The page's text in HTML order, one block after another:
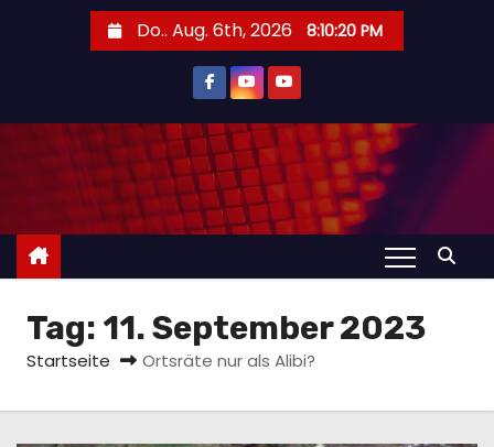
l
n
Do.. Aug. 6th, 2026 8:10:21 PM
Tag: 11. September 2023
Startseite Ortsräte nur als Alibi?